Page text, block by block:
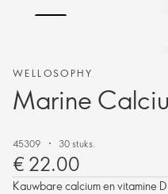
WELLOSOPHY
Marine
45309 30 stuks.
€ 22.00
Kauwbare calcium en vitamine